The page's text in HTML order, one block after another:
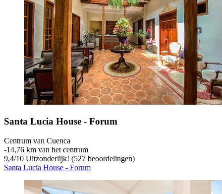
Santa Lucia House - Forum
Centrum van Cuenca
‐14,76 km van het centrum
9,4/10 Uitzonderlijk! (527 beoordelingen)
Santa Lucia House - Forum